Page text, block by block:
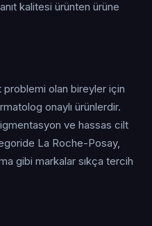
kalitesi ürünten ürüne
olan bireyler için
onaylı ürünlerdir.
ve hassas cilt
La Roche-Posay,
gibi markalar sıkça tercih